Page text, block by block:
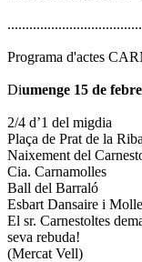
Programa d'actes
Diumenge 15 de
2/4 d’1 del migdia
Plaça de Prat de la Riba
Naixement del
Cia. Carnamolles
Ball del Barraló
Esbart Dansaire i
El sr. Carnestoltes
seva rebuda!
(Mercat Vell)